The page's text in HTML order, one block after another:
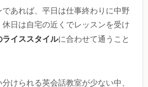
であれば、平日は仕事終わりに中野
日は自宅の近くでレッスンを受け
ライススタイルに合わせて通うこと
けられる英会話教室が少ない中、